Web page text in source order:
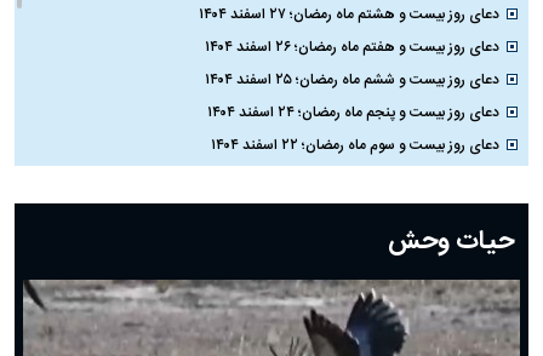
دعای روز بیست و هشتم ماه رمضان؛ ۲۷ اسفند ۱۴۰۴
دعای روز بیست و هفتم ماه رمضان؛ ۲۶ اسفند ۱۴۰۴
دعای روز بیست و ششم ماه رمضان؛ ۲۵ اسفند ۱۴۰۴
دعای روز بیست و پنجم ماه رمضان؛ ۲۴ اسفند ۱۴۰۴
دعای روز بیست و سوم ماه رمضان؛ ۲۲ اسفند ۱۴۰۴
دعای روز بیستم ماه رمضان؛ ۱۹ اسفند ۱۴۰۴
دعای روز هشتم ماه مبارک رمضان؛ ۷ اسفند ماه ۱۴۰۴
دعای روز هفتم ماه رمضان؛ ۶ اسفند ۱۴۰۴
دعای روز ششم ماه رمضان؛ ۵ اسفند ۱۴۰۴
دعای روز پنجم ماه رمضان؛ ۴ اسفند ۱۴۰۴
حیات وحش